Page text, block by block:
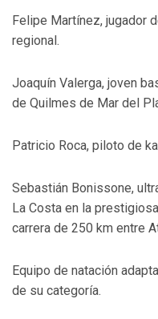
Felipe Martínez, jugador
regional.
Joaquín Valerga, joven
de Quilmes de Mar del
Patricio Roca, piloto de
Sebastián Bonissone,
La Costa en la
carrera de 250 km entre
Equipo de natación
de su categoría.